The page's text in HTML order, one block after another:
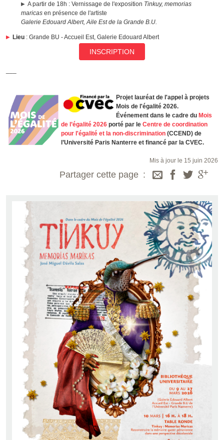
A partir de 18h : Vernissage de l'exposition Tinkuy, memorias
maricas en présence de l'artiste
Galerie Edouard Albert, Aile Est de la Grande B.U.
Lieu: Grande BU - Accueil Est, Galerie Edouard Albert
INSCRIPTION
Projet lauréat de l'appel à projets
Mois de l'égalité 2026.
Événement dans le cadre du Mois
de l’égalité 2026 porté par le Centre de coordination
pour l'égalité et la non-discrimination (CCEND) de
l’Université Paris Nanterre et financé par la CVEC.
Mis à jour le 15 juin 2026
Partager cette page